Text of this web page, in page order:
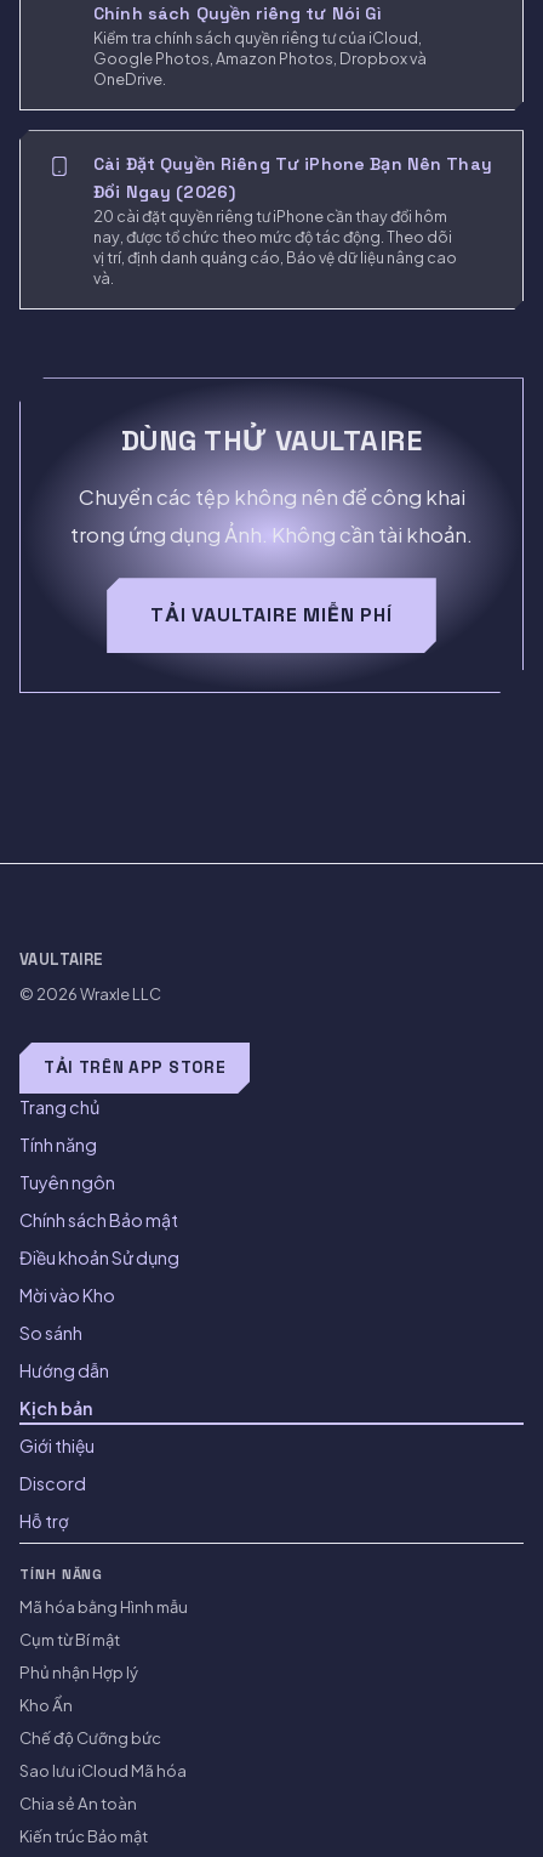
Chính sách Quyền riêng tư Nói Gì
Kiểm tra chính sách quyền riêng tư của iCloud,
Google Photos, Amazon Photos, Dropbox và
OneDrive.
Cài Đặt Quyền Riêng Tư iPhone Bạn Nên Thay
Đổi Ngay (2026)
20 cài đặt quyền riêng tư iPhone cần thay đổi hôm
nay, được tổ chức theo mức độ tác động. Theo dõi
vị trí, định danh quảng cáo, Bảo vệ dữ liệu nâng cao
và.
DÙNG THỬ VAULTAIRE
Chuyển các tệp không nên để công khai
trong ứng dụng Ảnh. Không cần tài khoản.
TẢI VAULTAIRE MIỄN PHÍ
VAULTAIRE
© 2026Wraxle LLC
TẢI TRÊN APP STORE
Trang chủ
Tính năng
Tuyên ngôn
Chính sách Bảo mật
Điều khoản Sử dụng
Mời vào Kho
So sánh
Hướng dẫn
Kịch bản
Giới thiệu
Discord
Hỗ trợ
TÍNH NĂNG
Mã hóa bằng Hình mẫu
Cụm từ Bí mật
Phủ nhận Hợp lý
Kho Ẩn
Chế độ Cưỡng bức
Sao lưu iCloud Mã hóa
Chia sẻ An toàn
Kiến trúc Bảo mật